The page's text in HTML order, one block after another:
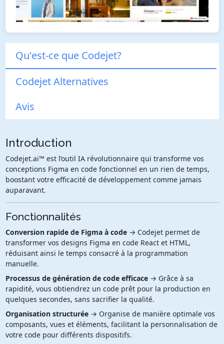
Qu'est-ce que Codejet?
Codejet Alternatives
Avis
Introduction
Codejet.ai™ est l’outil IA révolutionnaire qui transforme vos
conceptions Figma en code fonctionnel en un rien de temps,
boostant votre efficacité de développement comme jamais
auparavant.
Fonctionnalités
Conversion rapide de Figma à code→ Codejet permet de
transformer vos designs Figma en code React et HTML,
réduisant ainsi le temps consacré à la programmation
manuelle.
Processus de génération de code efficace→ Grâce à sa
rapidité, vous obtiendrez un code prêt pour la production en
quelques secondes, sans sacrifier la qualité.
Organisation structurée→ Organise de manière optimale vos
composants, vues et éléments, facilitant la personnalisation de
votre code pour différents dispositifs.